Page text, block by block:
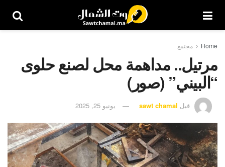
Home مجتمع
مرتيل.. مداهمة محل لصنع حلوى
“البيني” (صور)
قبل sawt chamal يونيو 25, 2025